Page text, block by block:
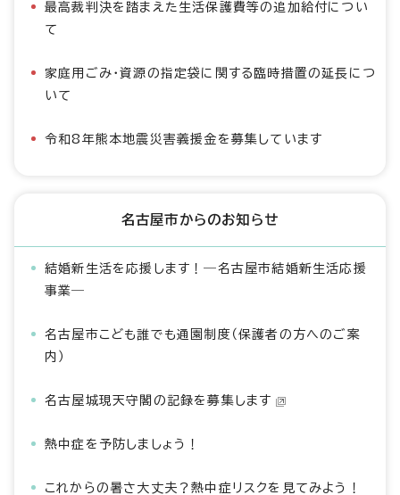
最高裁判決を踏まえた生活保護費等の追加給付につい
て
家庭用ごみ・資源の指定袋に関する臨時措置の延長につ
いて
令和8年熊本地震災害義援金を募集しています
名古屋市からのお知らせ
結婚新生活を応援します！―名古屋市結婚新生活応援
事業―
名古屋市こども誰でも通園制度（保護者の方へのご案
内）
名古屋城現天守閣の記録を募集します
熱中症を予防しましょう！
これからの暑さ大丈夫？熱中症リスクを見てみよう！